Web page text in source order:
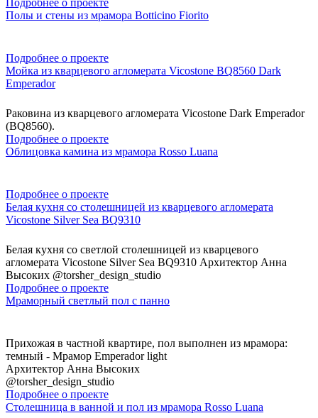
Полы и стены из мрамора Botticino Fiorito
Подробнее о проекте
Мойка из кварцевого агломерата Vicostone BQ8560 Dark
Emperador
Раковина из кварцевого агломерата Vicostone Dark Emperador
(BQ8560).
Подробнее о проекте
Облицовка камина из мрамора Rosso Luana
Подробнее о проекте
Белая кухня со столешницей из кварцевого агломерата
Vicostone Silver Sea BQ9310
Белая кухня со светлой столешницей из кварцевого
агломерата Vicostone Silver Sea BQ9310 Архитектор Анна
Высоких @torsher_design_studio
Подробнее о проекте
Мраморный светлый пол с панно
Прихожая в частной квартире, пол выполнен из мрамора:
темный - Мрамор Emperador light
Архитектор Анна Высоких
@torsher_design_studio
Подробнее о проекте
Столешница в ванной и пол из мрамора Rosso Luana